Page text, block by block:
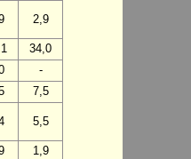
2,9
34,0
-
7,5
5,5
1,9